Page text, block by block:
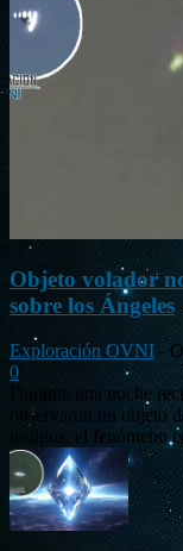
Objeto volador
sobre los Ángeles
Exploración OVNI -
0
Durante una noche
observaron un objeto
testigos, el fenómeno